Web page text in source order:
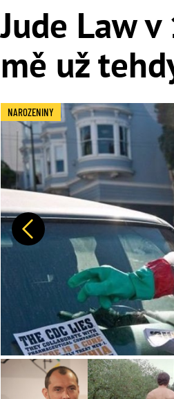
Jude Law
mě už
Předchozí
NAROZENINY